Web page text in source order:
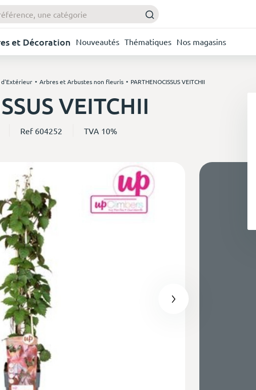
et Décoration Nouveautés Thématiques Nos magasins
d'Extérieur Arbres et Arbustes non fleuris PARTHENOCISSUS VEITCHII
VEITCHII
Ref 604252 TVA 10%